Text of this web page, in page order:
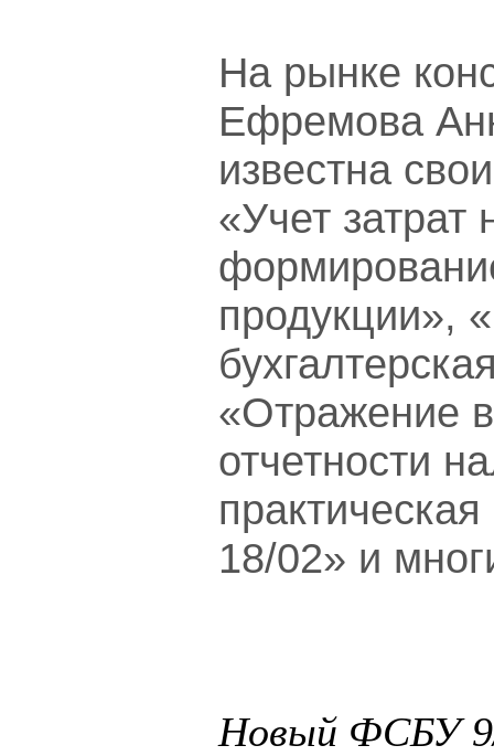
На рынке
Ефремова
известна
«Учет затрат
продукции»,
«Отражение
отчетности
18/02» и
Новый ФСБУ